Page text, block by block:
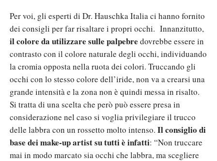
Per voi, gli esperti di Dr. Hauschka Italia ci hanno fornito
dei consigli per far risaltare i propri occhi. Innanzitutto,
il colore da utilizzare sulle palpebre dovrebbe essere in
contrasto con il colore naturale degli occhi, individuando
la cromia opposta nella ruota dei colori. Truccando gli
occhi con lo stesso colore dell’iride, non va a crearsi una
grande intensità e la zona non è quindi messa in risalto.
Si tratta di una scelta che però può essere presa in
considerazione nel caso si voglia privilegiare il trucco
delle labbra con un rossetto molto intenso. Il consiglio di
base dei make-up artist su tutti è infatti: “Non truccare
mai in modo marcato sia occhi che labbra, ma scegliere